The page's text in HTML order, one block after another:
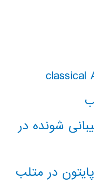
شونده در
در متلب